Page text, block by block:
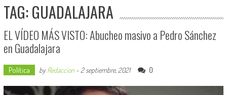
TAG: GUADALAJARA
EL VÍDEO MÁS VISTO: Abucheo masivo a Pedro Sánchez
en Guadalajara
Política byRedaccion- 2 septiembre, 2021 0